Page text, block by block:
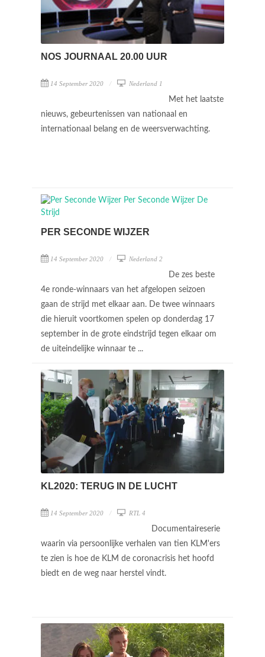
NOS JOURNAAL 20.00 UUR
14 September 2020 Nederland 1
Met het laatste
nieuws, gebeurtenissen van nationaal en
internationaal belang en de weersverwachting.
PER SECONDE WIJZER
14 September 2020 Nederland 2
De zes beste
4e ronde-winnaars van het afgelopen seizoen
gaan de strijd met elkaar aan. De twee winnaars
die hieruit voortkomen spelen op donderdag 17
september in de grote eindstrijd tegen elkaar om
de uiteindelijke winnaar te ...
KL2020: TERUG IN DE LUCHT
14 September 2020 RTL 4
Documentaireserie
waarin via persoonlijke verhalen van tien KLM'ers
te zien is hoe de KLM de coronacrisis het hoofd
biedt en de weg naar herstel vindt.